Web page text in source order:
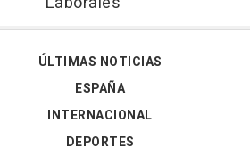
ÚLTIMAS NOTICIAS
ESPAÑA
INTERNACIONAL
DEPORTES